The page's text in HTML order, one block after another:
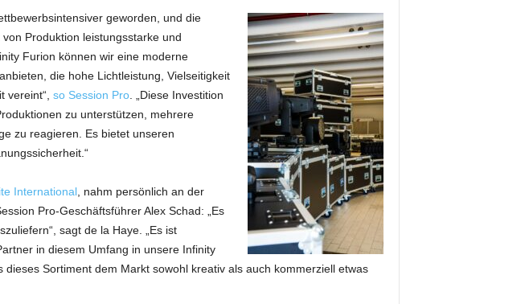
geworden, und die
Produktion leistungsstarke und
Furion können wir eine moderne
die hohe Lichtleistung, Vielseitigkeit
vereint“, so Session Pro. „Diese Investition
zu unterstützen, mehrere
zu reagieren. Es bietet unseren
International, nahm persönlich an der
Pro-Geschäftsführer Alex Schad: „Es
sagt de la Haye. „Es ist
in diesem Umfang in unsere Infinity
Sortiment dem Markt sowohl kreativ als auch kommerziell etwas